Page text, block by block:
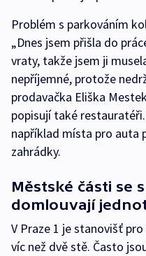
Problém s parkováním
„Dnes jsem přišla do
vraty, takže jsem ji
nepříjemné, protože
prodavačka Eliška
popisují také
například místa pro auta
zahrádky.
Městské části se
domlouvají
V Praze 1 je stanovišť
víc než dvě stě. Často